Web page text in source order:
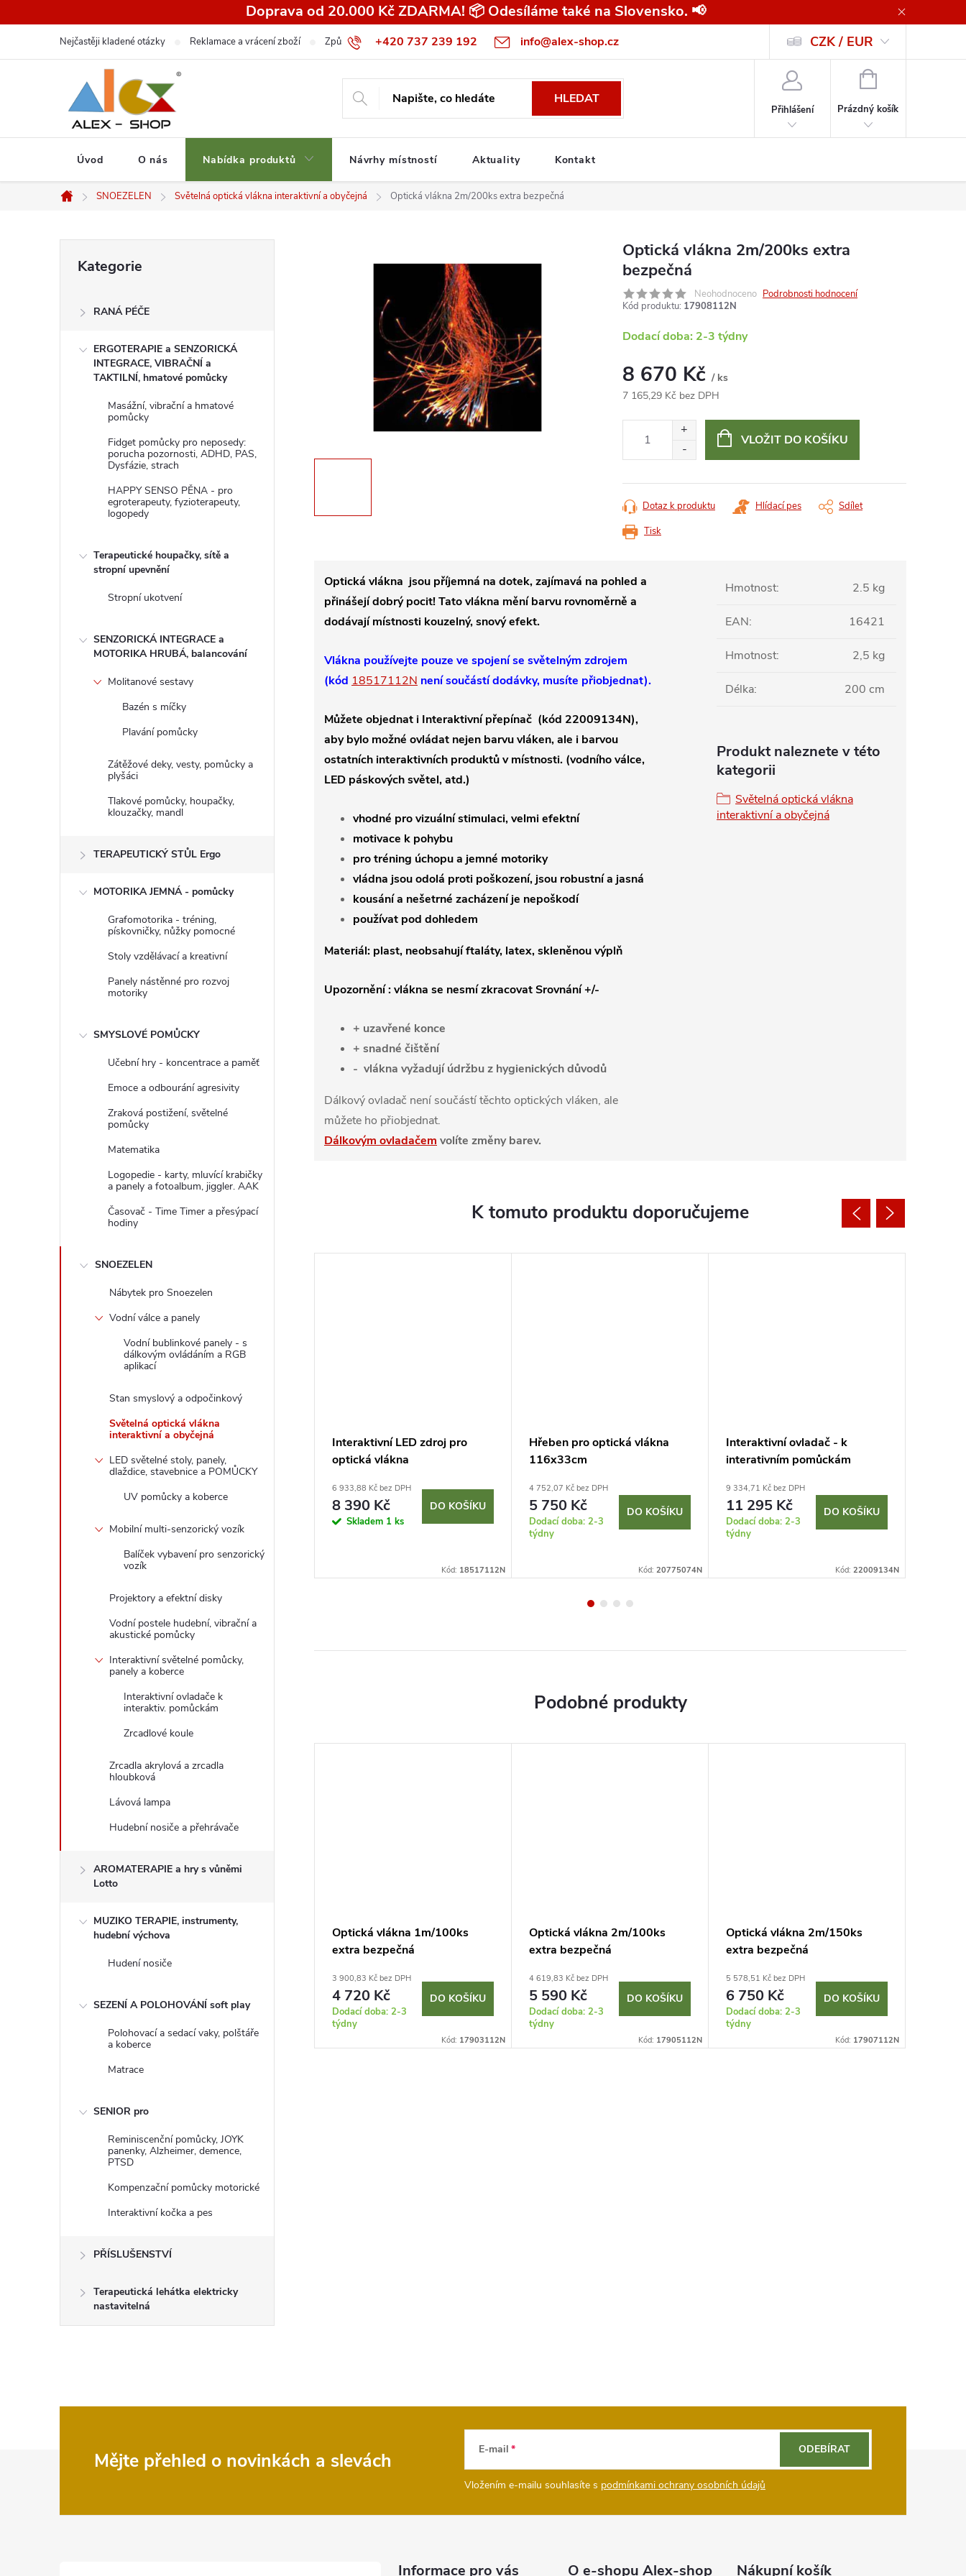
na
Doprava od 20.000 Kč ZDARMA! 📦 Odesíláme také na Slovensko. 📢
+420 737 239 192 info@alex-shop.cz
Nejčastěji kladené otázky Reklamace a vrácení zboží Způsob dopravy Všeobecné obchodní podmínky pro spotřebitele Všeobecné obchodní podmínky pro kupující společnosti
CZK / EUR
HLEDAT
Přihlášení
NÁKUPNÍ
Prázdný košík
Úvod O nás Nabídka produktů Návrhy místností Aktuality Kontakt
Domů
SNOEZELEN Světelná optická vlákna interaktivní a obyčejná Optická vlákna 2m/200ks extra bezpečná
kategorie
Kategorie
RANÁ PÉČE
ERGOTERAPIE a SENZORICKÁ
INTEGRACE, VIBRAČNÍ a
TAKTILNÍ, hmatové pomůcky
Masážní, vibrační a hmatové
pomůcky
Fidget pomůcky pro neposedy:
porucha pozornosti, ADHD, PAS,
Dysfázie, strach
HAPPY SENSO PĚNA - pro
egroterapeuty, fyzioterapeuty,
logopedy
Terapeutické houpačky, sítě a
stropní upevnění
Stropní ukotvení
SENZORICKÁ INTEGRACE a
MOTORIKA HRUBÁ, balancování
Molitanové sestavy
Bazén s míčky
Plavání pomůcky
Zátěžové deky, vesty, pomůcky a
plyšáci
Tlakové pomůcky, houpačky,
klouzačky, mandl
TERAPEUTICKÝ STŮL Ergo
MOTORIKA JEMNÁ - pomůcky
Grafomotorika - tréning,
pískovničky, nůžky pomocné
Stoly vzdělávací a kreativní
Panely nástěnné pro rozvoj
motoriky
SMYSLOVÉ POMŮCKY
Učební hry - koncentrace a paměť
Emoce a odbourání agresivity
Zraková postižení, světelné
pomůcky
Matematika
Logopedie - karty, mluvící krabičky
a panely a fotoalbum, jiggler. AAK
Časovač - Time Timer a přesýpací
hodiny
SNOEZELEN
Nábytek pro Snoezelen
Vodní válce a panely
Vodní bublinkové panely - s
dálkovým ovládáním a RGB
aplikací
Stan smyslový a odpočinkový
Světelná optická vlákna
interaktivní a obyčejná
LED světelné stoly, panely,
dlaždice, stavebnice a POMŮCKY
UV pomůcky a koberce
Mobilní multi-senzorický vozík
Balíček vybavení pro senzorický
vozík
Projektory a efektní disky
Vodní postele hudební, vibrační a
akustické pomůcky
Interaktivní světelné pomůcky,
panely a koberce
Interaktivní ovladače k
interaktiv. pomůckám
Zrcadlové koule
Zrcadla akrylová a zrcadla
hloubková
Lávová lampa
Hudební nosiče a přehrávače
AROMATERAPIE a hry s vůněmi
Lotto
MUZIKO TERAPIE, instrumenty,
hudební výchova
Hudení nosiče
SEZENÍ A POLOHOVÁNÍ soft play
Polohovací a sedací vaky, polštáře
a koberce
Matrace
SENIOR pro
Reminiscenční pomůcky, JOYK
panenky, Alzheimer, demence,
PTSD
Kompenzační pomůcky motorické
Interaktivní kočka a pes
PŘÍSLUŠENSTVÍ
Terapeutická lehátka elektricky
nastavitelná
Optická vlákna 2m/200ks extra
bezpečná
Neohodnoceno Podrobnosti hodnocení
Kód produktu: 17908112N
Dodací doba: 2-3 týdny
8 670 Kč / ks
7 165,29 Kč bez DPH
VLOŽIT DO KOŠÍKU
Tisk
Dotaz k produktu Hlídací pes Sdílet
Optická vlákna jsou příjemná na dotek, zajímavá na pohled a
přinášejí dobrý pocit! Tato vlákna mění barvu rovnoměrně a
dodávají místnosti kouzelný, snový efekt.
Vlákna používejte pouze ve spojeníse světelným zdrojem
(kód 18517112N není součástí dodávky, musíte přiobjednat).
Můžete objednat i Interaktivní přepínač (kód 22009134N),
aby bylo možné ovládat nejen barvu vláken, ale i barvou
ostatních interaktivních produktů v místnosti. (vodního válce,
LED páskových světel, atd.)
vhodné pro vizuální stimulaci, velmi efektní
motivace k pohybu
pro tréning úchopu a jemné motoriky
vládna jsou odolá proti poškození, jsou robustní a jasná
kousání a nešetrné zacházení je nepoškodí
používat pod dohledem
Materiál: plast, neobsahují ftaláty, latex, skleněnou výplň
Upozornění : vlákna se nesmí zkracovatSrovnání +/-
+ uzavřené konce
+ snadné čištění
- vlákna vyžadují údržbu z hygienických důvodů
Dálkový ovladač není součástí těchto optických vláken, ale
můžete ho přiobjednat.
Dálkovým ovladačem volíte změny barev.
Hmotnost: 2.5 kg
EAN: 16421
Hmotnost: 2,5 kg
Délka: 200 cm
Produkt naleznete v této
kategorii
Světelná optická vlákna
interaktivní a obyčejná
K tomuto produktu doporučujeme
Interaktivní vodní válec
Ø15cm V200 cm
DPH
Dodací doba: 6-8
týdnů
Interaktivní LED zdroj pro
optická vlákna
6 933,88 Kč bez DPH
8 390 Kč
Skladem 1 ks
DO KOŠÍKU
Kód: 18517112N
Hřeben pro optická vlákna
116x33cm
4 752,07 Kč bez DPH
5 750 Kč
Dodací doba: 2-3
týdny
DO KOŠÍKU
Kód: 20775074N
Interaktivní ovladač - k
interativním pomůckám
9 334,71 Kč bez DPH
11 295 Kč
Dodací doba: 2-3
týdny
DO KOŠÍKU
Kód: 22009134N
Optická vlákna 1m/100ks
extra bezpečná
3 900,83 Kč bez DPH
4 720 Kč
Dodací doba: 2-3
týdny
DO KOŠÍKU
Kód: 17903112N
Optická vlákna 2m/100ks
extra bezpečná
4 619,83 Kč bez DPH
5 590 Kč
Dodací doba: 2-3
týdny
DO KOŠÍKU
Kód: 17905112N
Optická vlákna 2m/150ks
extra bezpečná
5 578,51 Kč bez DPH
6 750 Kč
Dodací doba: 2-3
týdny
DO KOŠÍKU
Kód: 17907112N
Mějte přehled o novinkách a slevách E-mail
Vložením e-mailu souhlasíte s podmínkami ochrany osobních údajů
ODEBÍRAT
Informace pro vás O e-shopu Alex-shop Nákupní košík